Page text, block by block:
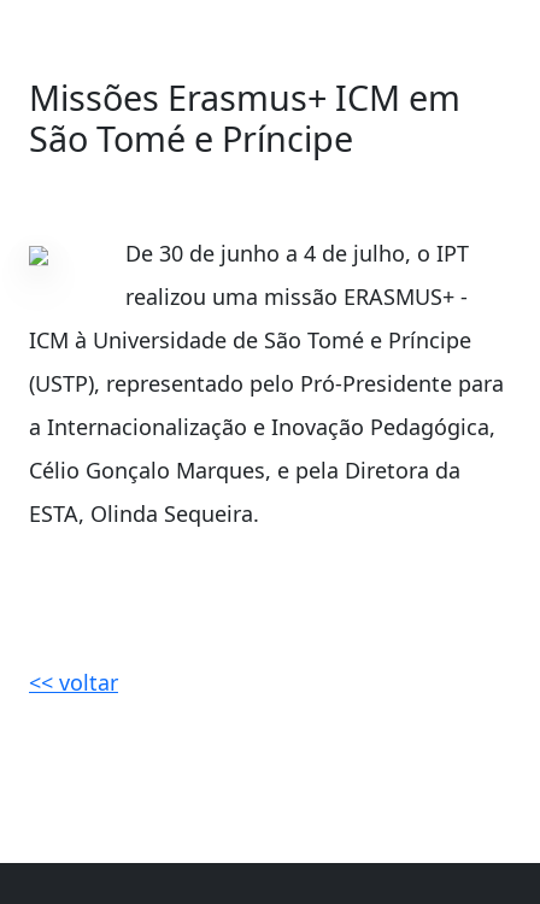
Missões Erasmus+ ICM em
São Tomé e Príncipe
De 30 de junho a 4 de julho, o IPT
realizou uma missão ERASMUS+ -
ICM à Universidade de São Tomé e Príncipe
(USTP), representado pelo Pró-Presidente para
a Internacionalização e Inovação Pedagógica,
Célio Gonçalo Marques, e pela Diretora da
ESTA, Olinda Sequeira.
<< voltar